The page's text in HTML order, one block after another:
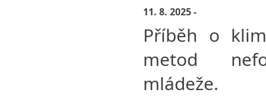
11. 8. 2025 -
Příběh o
metod
mládeže.